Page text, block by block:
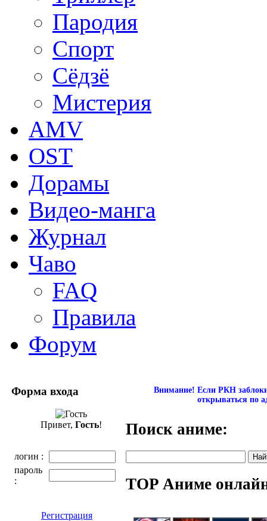
Пародия
Спорт
Сёдзё
Мистерия
AMV
OST
Дорамы
Видео-манга
Журнал
Чаво
FAQ
Правила
Форум
Форма входа
Привет, Гость!
логин :
пароль
:
Регистрация
Внимание! Если РКН
открываться по
Поиск аниме:
TOP Аниме